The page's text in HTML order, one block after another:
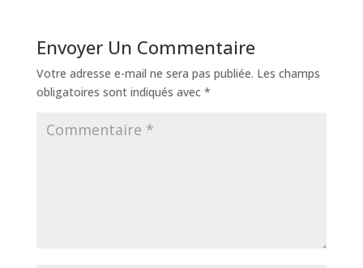
Envoyer Un Commentaire
Votre adresse e-mail ne sera pas publiée. Les champs
obligatoires sont indiqués avec *